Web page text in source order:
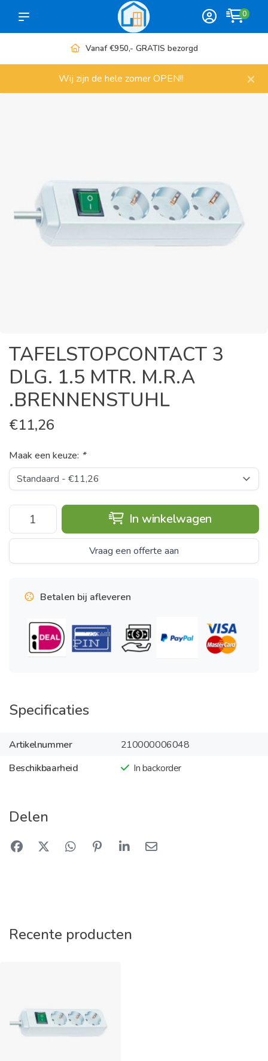
0
Vanaf €950,- GRATIS bezorgd
Wij zijn de hele zomer OPEN!! ×
TAFELSTOPCONTACT 3
DLG. 1.5 MTR. M.R.A
.BRENNENSTUHL
€11,26
Maak een keuze: *
In winkelwagen
Vraag een offerte aan
Betalen bij afleveren
Specificaties
Artikelnummer
210000006048
Beschikbaarheid
In backorder
Delen
Recente producten